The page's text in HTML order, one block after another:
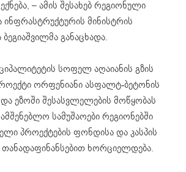
– ამის შესახებ რეგიონული
ინფრასტრუქტურის მინისტრის
განაცხადა.
სოფელ აღაიანის გზის
ორფენიანი ასფალტ-ბეტონის
ეზოში შესასვლელების მოწყობას
სამუშაოები რეგიონებში
პროექტების ფონდისა და კასპის
თანადაფინანსებით ხორციელდება.